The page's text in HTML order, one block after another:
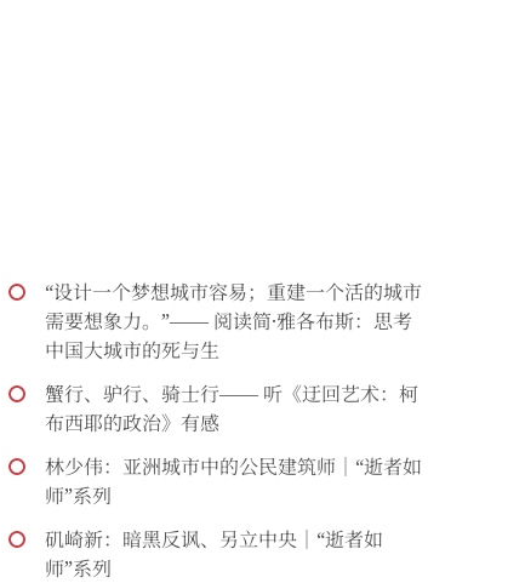
“设计一个梦想城市容易；重建一个活的城市
需要想象力。”—— 阅读简·雅各布斯：思考
中国大城市的死与生
蟹行、驴行、骑士行—— 听《迂回艺术：柯
布西耶的政治》有感
林少伟：亚洲城市中的公民建筑师｜“逝者如
师”系列
矶崎新：暗黑反讽、另立中央｜“逝者如
师”系列